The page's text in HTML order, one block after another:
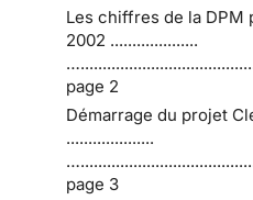
Les chiffres de la DPM
2002 ....................
page 2
Démarrage du projet
....................
page 3